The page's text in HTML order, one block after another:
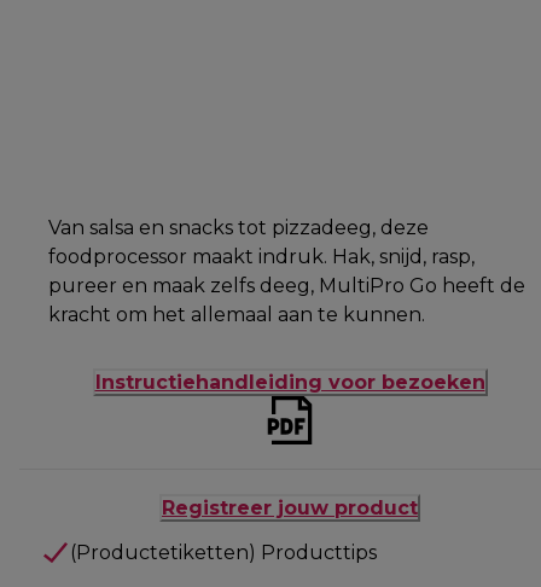
Van salsa en snacks tot pizzadeeg, deze
foodprocessor maakt indruk. Hak, snijd, rasp,
pureer en maak zelfs deeg, MultiPro Go heeft de
kracht om het allemaal aan te kunnen.
Instructiehandleiding voor bezoeken
Registreer jouw product
(Productetiketten) Producttips